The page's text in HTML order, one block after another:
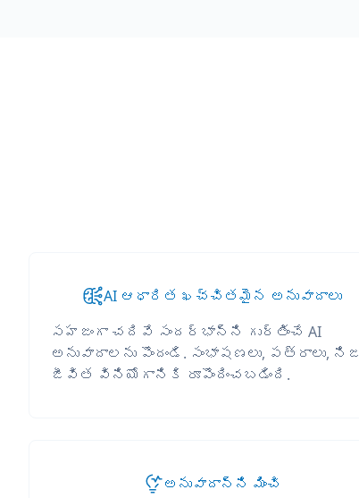
AI ఆధారిత ఖచ్చితమైన అనువాదాలు
సహజంగా చదివే సందర్భాన్ని గుర్తించే AI
అనువాదాలను పొందండి. సంభాషణలు, పత్రాలు, నిజ
జీవిత వినియోగానికి రూపొందించబడింది.
అనువాదాన్ని మించి